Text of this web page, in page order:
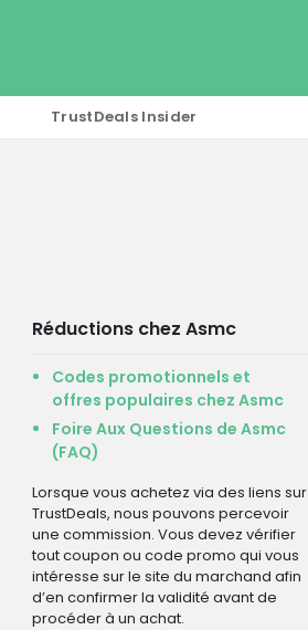
TrustDeals Insider
Réductions chez Asmc
Codes promotionnels et
offres populaires chez Asmc
Foire Aux Questions de Asmc
(FAQ)
Lorsque vous achetez via des liens sur
TrustDeals, nous pouvons percevoir
une commission. Vous devez vérifier
tout coupon ou code promo qui vous
intéresse sur le site du marchand afin
d’en confirmer la validité avant de
procéder à un achat.